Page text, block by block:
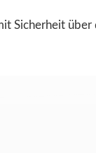
Sicherheit